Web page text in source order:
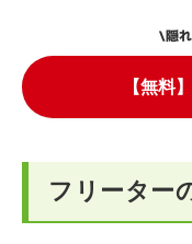
\隠
【無料
フリーター